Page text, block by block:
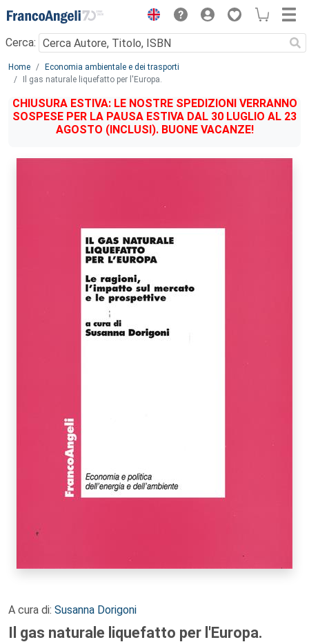
Menu
Cerca:
Main content
Home
Economia ambientale e dei trasporti
Il gas naturale liquefatto per l'Europa.
CHIUSURA ESTIVA: LE NOSTRE SPEDIZIONI VERRANNO
SOSPESE PER LA PAUSA ESTIVA DAL 30 LUGLIO AL 23
AGOSTO (INCLUSI). BUONE VACANZE!
A cura di: Susanna Dorigoni
Il gas naturale liquefatto per l'Europa.